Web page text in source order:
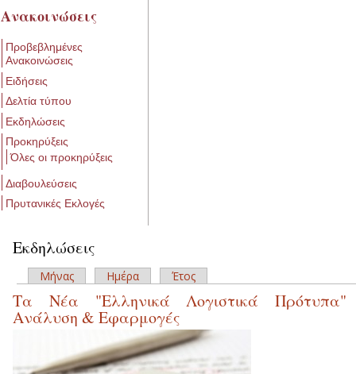
Ανακοινώσεις
Προβεβλημένες
Ανακοινώσεις
Ειδήσεις
Δελτία τύπου
Εκδηλώσεις
Προκηρύξεις
Όλες οι προκηρύξεις
Διαβουλεύσεις
Πρυτανικές Εκλογές
Εκδηλώσεις
Πρωτεύουσες καρτέλες
Μήνας Ημέρα Έτος
Τα Νέα "Ελληνικά Λογιστικά
Ανάλυση & Εφαρμογές